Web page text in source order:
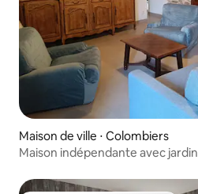
Maison de ville ⋅ Colombiers
Maison indépendante avec jardin